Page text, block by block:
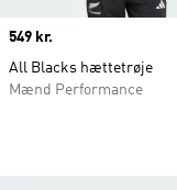
Price
549 kr.
All Blacks hættetrøje
Mænd Performance